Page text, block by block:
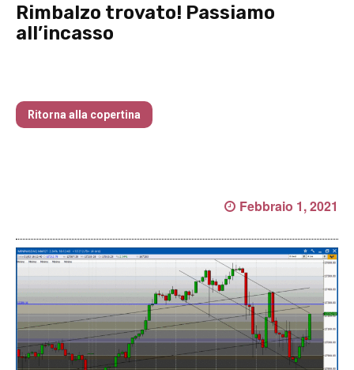
Rimbalzo trovato! Passiamo
all’incasso
Ritorna alla copertina
Febbraio 1, 2021